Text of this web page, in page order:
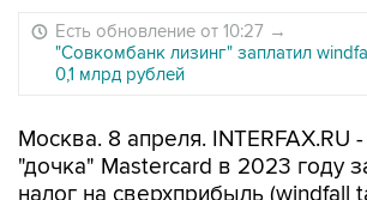
Есть обновление от 10:27 →
"Совкомбанк лизинг" заплатил
0,1 млрд рублей
Москва. 8 апреля. INTERFAX.RU
"дочка" Mastercard в 2023 году